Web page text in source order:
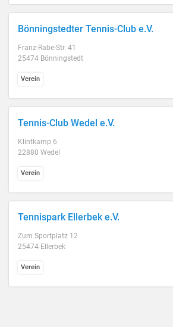
Bönningstedter Tennis-Club e.V.
Franz-Rabe-Str. 41
25474 Bönningstedt
Verein
Tennis-Club Wedel e.V.
Klintkamp 6
22880 Wedel
Verein
Tennispark Ellerbek e.V.
Zum Sportplatz 12
25474 Ellerbek
Verein